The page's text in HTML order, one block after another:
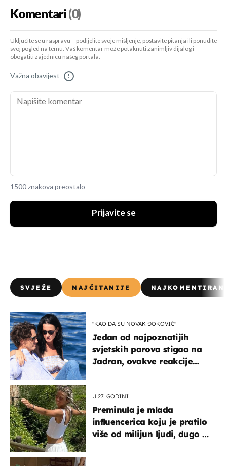
Komentari(0)
Uključite se u raspravu – podijelite svoje mišljenje, postavite pitanja ili ponudite
svoj pogled na temu. Vaš komentar može potaknuti zanimljiv dijalog i
obogatiti zajednicu našeg portala.
Važna obavijest !
1500 znakova preostalo
Prijavite se
SVJEŽE NAJČITANIJE
"KAO DA SU NOVAK ĐOKOVIĆ"
Jedan od najpoznatijih
svjetskih parova stigao na
Jadran, ovakve reakcije
U 27. GODINI
Preminula je mlada
influencerica koju je pratilo
više od milijun ljudi, dugo se